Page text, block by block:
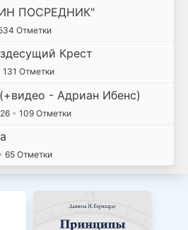
ПОСРЕДНИК"
Отметки
Крест
131 Отметки
- Адриан Ибенс)
• 109 Отметки
65 Отметки